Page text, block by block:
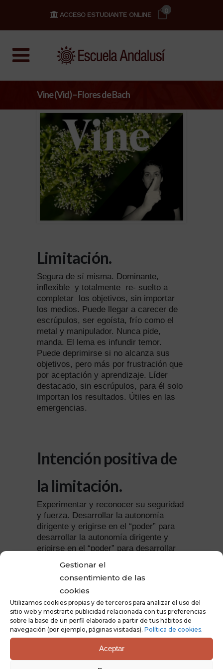
Gestionar el
consentimiento de las
cookies
Utilizamos cookies propias y de terceros para analizar el uso del
sitio web y mostrarte publicidad relacionada con tus preferencias
sobre la base de un perfil elaborado a partir de tus hábitos de
navegación (por ejemplo, páginas visitadas). Política de cookies.
Aceptar
0
ACCESO ESTUDIANTE ONLINE
Vine (Vid) – Flores de Bach
Limitación.
Segura de sí misma. Dominante,
inflexible y totalmente re- suelto a
completar
los objetivos, sin importar
los medios. Puede llegar a carecer de
escrúpulos, ser egoísta, frío como el
metal y manipulador. Nunca pide,
manda. El lema es infundir temor.
Puede deprimirse si no alcanza sus
objetivos, pero más por frustración que
por aceptación y aprendizaje. Líder
destacado, sin escrúpulos, para él solo
importan los resultados. Útiles en las
emergencias.
Intención positiva de
la limitación.
Experimentar y reconocer su seguridad
y fuerza. Desarrollar la autonomía
dirigente y erigirse en el “poder” para
desarrollar la autonomía dirigente y
erigirse en el “poder” para desarrollar
basado en satisfacer sus propias
necesidades, es el primer paso para
desarrollar con destreza la nueva
capacidad que, como líder,
experimenta.
Ámbito de